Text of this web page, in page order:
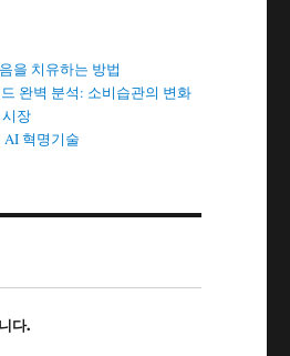
을 치유하는 방법
완벽 분석: 소비습관의 변화
장
AI 혁명기술
다.